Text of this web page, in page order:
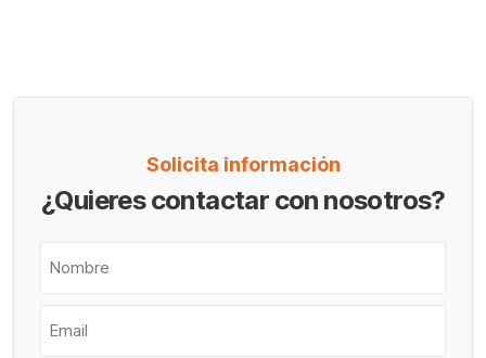
Solicita información
¿Quieres contactar con nosotros?